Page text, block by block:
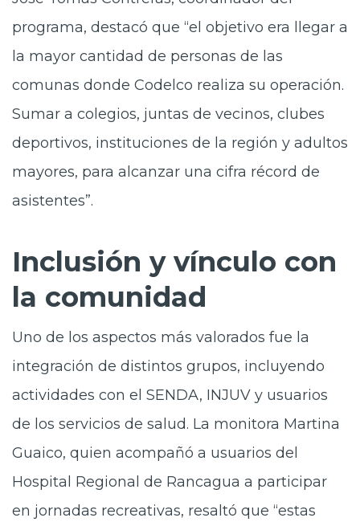
programa, destacó que “el objetivo era llegar a
la mayor cantidad de personas de las
comunas donde Codelco realiza su operación.
Sumar a colegios, juntas de vecinos, clubes
deportivos, instituciones de la región y adultos
mayores, para alcanzar una cifra récord de
asistentes”.
Inclusión y vínculo con
la comunidad
Uno de los aspectos más valorados fue la
integración de distintos grupos, incluyendo
actividades con el SENDA, INJUV y usuarios
de los servicios de salud. La monitora Martina
Guaico, quien acompañó a usuarios del
Hospital Regional de Rancagua a participar
en jornadas recreativas, resaltó que “estas